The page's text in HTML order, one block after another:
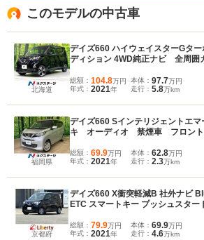
ック。また、先進事故自動通報システムのSOSコー
ックでスタイリッシュなスポーティモデルのハイウ
さと信頼感のあるスタイリングのスタンダードモデ
このモデルの中古車
北海道
デイズ660 ハイウェイスターGタ
ディション 4WD純正ナビ 全周
ー スマートキー LEDヘッド オ
ートエアコン 純正15インチアルミ
総額： 104.8万円
年式： 2021年
本体： 97.7万円
走行： 5.8万km
福岡県
デイズ660 Sインテリジェントエ
キ オーディオ 禁煙車 フロント
納ミラー キーレス ベンチシート
ス
総額： 69.9万円
年式： 2021年
本体： 62.8万円
走行： 2.3万km
京都府
デイズ660 X衝突軽減B 社外ナビ
ETC スマートキー プッシュスター
アリングスイッチ 電動格納ミラー
総額： 79.9万円
年式： 2021年
本体： 69.9万円
走行： 4.6万km